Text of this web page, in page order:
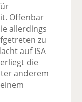
k
te
il
e
n
te
il
e
n
se
n
d
e
Offenbar
allerdings
zu
auf ISA
die
anderem